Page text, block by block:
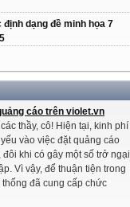
dạng đề minh họa 7
cáo trên violet.vn
thầy, cô! Hiện tại, kinh phí
vào việc đặt quảng cáo
khi có gây một số trở ngại
Vì vậy, để thuận tiện trong
đã cung cấp chức